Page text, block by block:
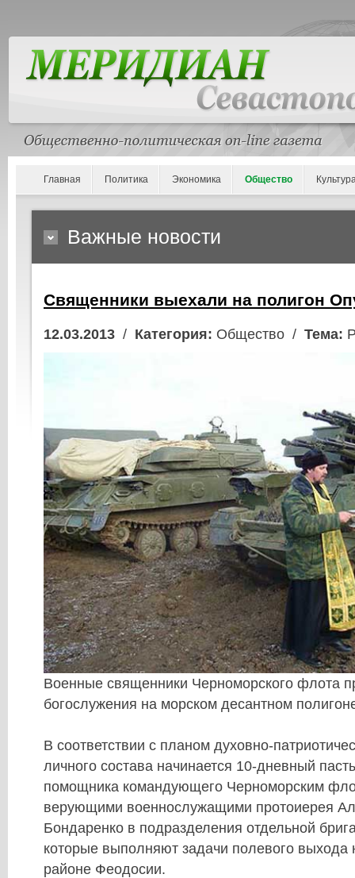
Главная Политика Экономика Общество
Важные новости
Священники выехали на полигон
12.03.2013 / Категория: Общество / Тема:
Военные священники Черноморского флота
богослужения на морском десантном
В соответствии с планом духовно-
личного состава начинается 10-дневный
помощника командующего Черноморским
верующими военнослужащими протоиерея
Бондаренко в подразделения отдельной
которые выполняют задачи полевого выхода
районе Феодосии.